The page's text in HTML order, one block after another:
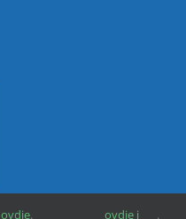
ovdje. ovdje i .